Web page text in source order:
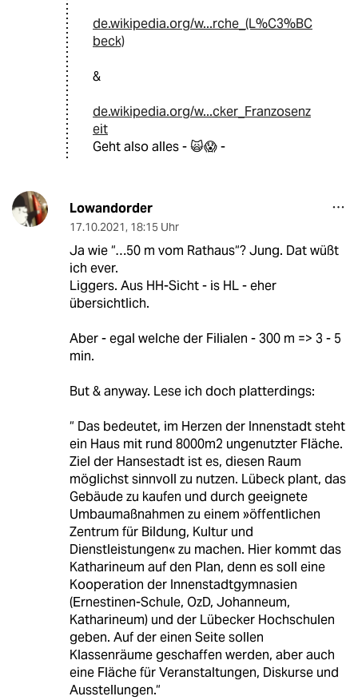
de.wikipedia.org/w...rche_(L%C3%BC
beck)
&
de.wikipedia.org/w...cker_Franzosenz
eit
Geht also alles - 🙀😱 -
Lowandorder
17.10.2021, 18:15 Uhr
Ja wie “…50 m vom Rathaus“? Jung. Dat wüßt
ich ever.
Liggers. Aus HH-Sicht - is HL - eher
übersichtlich.
Aber - egal welche der Filialen - 300 m => 3 - 5
min.
But & anyway. Lese ich doch platterdings:
“ Das bedeutet, im Herzen der Innenstadt steht
ein Haus mit rund 8000m2 ungenutzter Fläche.
Ziel der Hansestadt ist es, diesen Raum
möglichst sinnvoll zu nutzen. Lübeck plant, das
Gebäude zu kaufen und durch geeignete
Umbaumaßnahmen zu einem »öffentlichen
Zentrum für Bildung, Kultur und
Dienstleistungen« zu machen. Hier kommt das
Katharineum auf den Plan, denn es soll eine
Kooperation der Innenstadtgymnasien
(Ernestinen-Schule, OzD, Johanneum,
Katharineum) und der Lübecker Hochschulen
geben. Auf der einen Seite sollen
Klassenräume geschaffen werden, aber auch
eine Fläche für Veranstaltungen, Diskurse und
Ausstellungen.“